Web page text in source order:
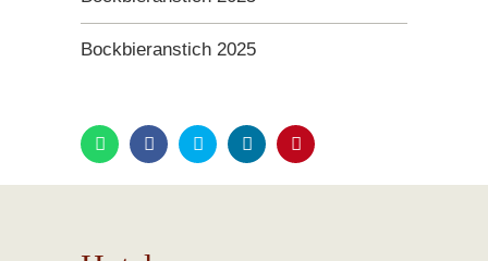
Bockbieranstich 2025